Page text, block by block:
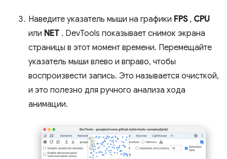
Наведите указатель мыши на графики FPS, CPU
или NET . DevTools показывает снимок экрана
страницы в этот момент времени. Перемещайте
указатель мыши влево и вправо, чтобы
воспроизвести запись. Это называется очисткой,
и это полезно для ручного анализа хода
анимации.